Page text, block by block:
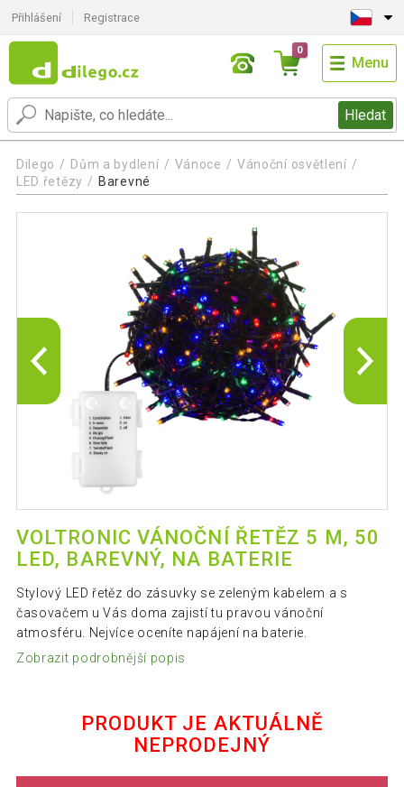
Přihlášení Registrace
Hledat
0
Menu
Dilego Dům a bydlení Vánoce
Vánoční osvětlení
LED řetězy
Barevné
VOLTRONIC VÁNOČNÍ ŘETĚZ 5 M, 50
LED, BAREVNÝ, NA BATERIE
Stylový LED řetěz do zásuvky se zeleným kabelem a s
časovačem u Vás doma zajistí tu pravou vánoční
atmosféru. Nejvíce oceníte napájení na baterie.
Zobrazit podrobnější popis
PRODUKT JE AKTUÁLNĚ
NEPRODEJNÝ